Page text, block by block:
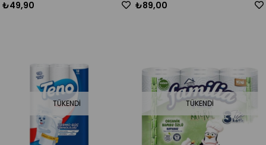
₺49,90 ₺89,00
TÜKENDI TÜKENDI